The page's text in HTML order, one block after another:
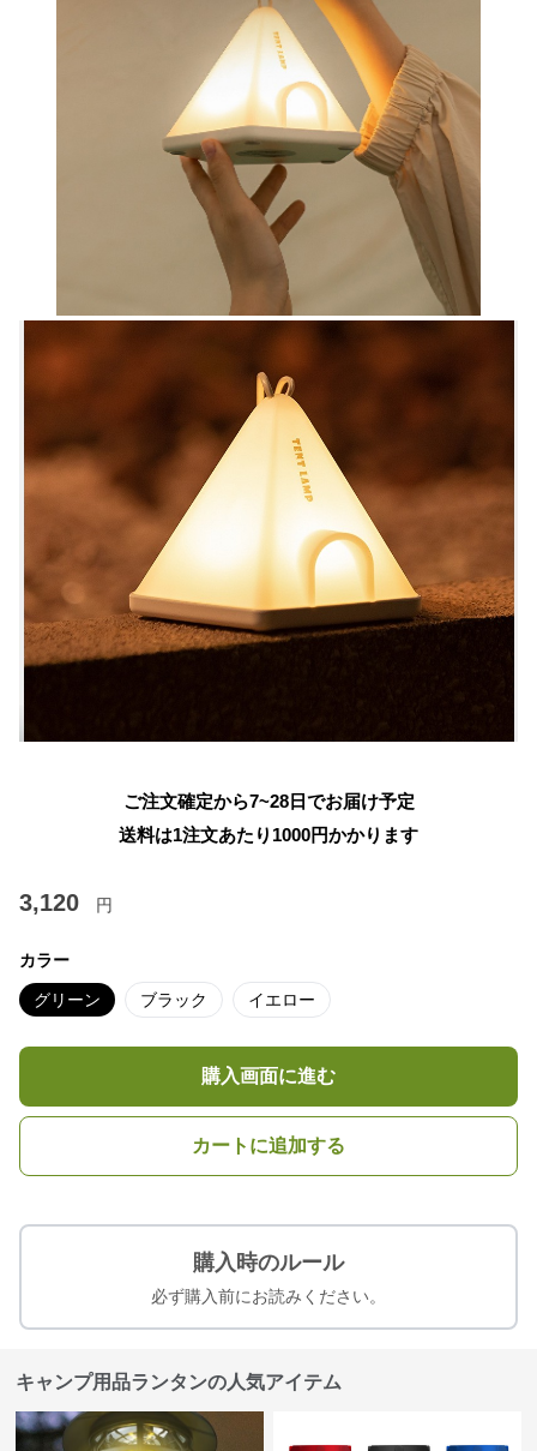
ご注文確定から7~28日でお届け予定
送料は1注文あたり 1000円かかります
3,120 円
カラー
グリーン ブラック イエロー
購入画面に進む
カートに追加する
購入時のルール
必ず購入前にお読みください。
キャンプ用品ランタンの人気アイテム